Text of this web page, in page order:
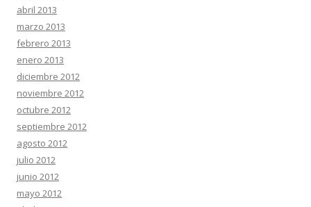
abril 2013
marzo 2013
febrero 2013
enero 2013
diciembre 2012
noviembre 2012
octubre 2012
septiembre 2012
agosto 2012
julio 2012
junio 2012
mayo 2012